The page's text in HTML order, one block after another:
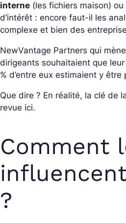
interne (les fichiers maison) ou
d’intérêt : encore faut-il les
complexe et bien des
NewVantage Partners qui
dirigeants souhaitaient que
% d’entre eux estimaient y être
Que dire ? En réalité, la clé de
revue ici.
Comment
?